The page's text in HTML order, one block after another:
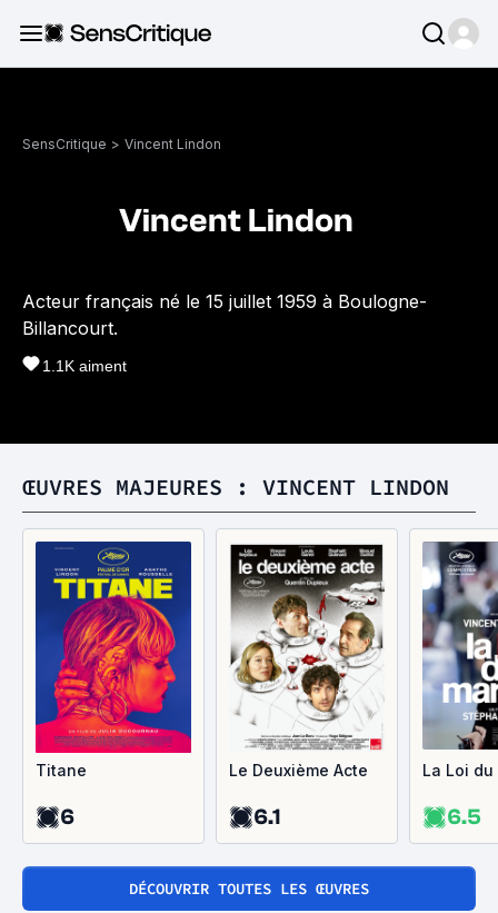
SensCritique > Vincent Lindon
Vincent Lindon
Acteur français né le 15 juillet 1959 à Boulogne-
Billancourt.
1.1K aiment
ŒUVRES MAJEURES : VINCENT LINDON
Titane
6
Le Deuxième Acte
6.1
La Loi
6.5
DÉCOUVRIR TOUTES LES ŒUVRES